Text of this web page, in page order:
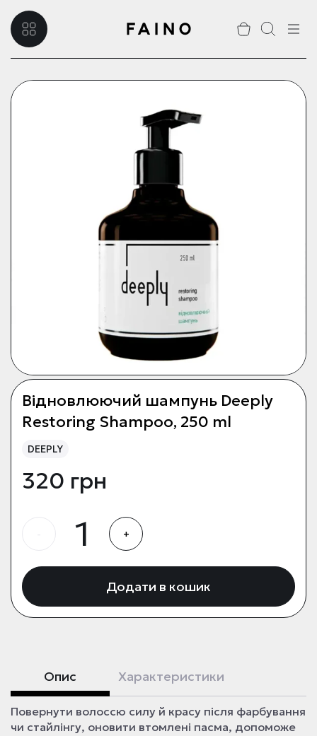
Відновлюючий шампунь Deeply
Restoring Shampoo, 250 ml
DEEPLY
320 грн
+
Додати в кошик
Опис Характеристики
Повернути волоссю силу й красу після фарбування
чи стайлінгу, оновити втомлені пасма, допоможе